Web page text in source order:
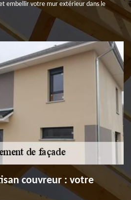
embellir votre mur extérieur dans le
couvreur : votre